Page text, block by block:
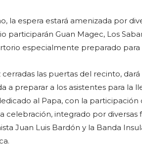
la espera estará amenizada por
participarán Guan Magec, Los
especialmente preparado para
cerradas las puertas del recinto,
a preparar a los asistentes para la
al Papa, con la
celebración, integrado por diversas
Juan Luis Bardón y la Banda